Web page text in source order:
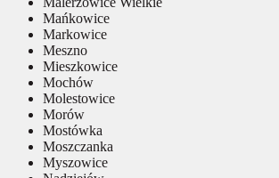
Mańkowice
Markowice
Meszno
Mieszkowice
Mochów
Molestowice
Morów
Mostówka
Moszczanka
Myszowice